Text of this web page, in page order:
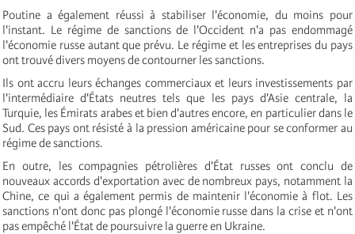
Poutine a également réussi à stabiliser l'économie, du moins pour
l'instant. Le régime de sanctions de l'Occident n'a pas endommagé
l'économie russe autant que prévu. Le régime et les entreprises du pays
ont trouvé divers moyens de contourner les sanctions.
Ils ont accru leurs échanges commerciaux et leurs investissements par
l'intermédiaire d'États neutres tels que les pays d'Asie centrale, la
Turquie, les Émirats arabes et bien d'autres encore, en particulier dans le
Sud. Ces pays ont résisté à la pression américaine pour se conformer au
régime de sanctions.
En outre, les compagnies pétrolières d'État russes ont conclu de
nouveaux accords d'exportation avec de nombreux pays, notamment la
Chine, ce qui a également permis de maintenir l'économie à flot. Les
sanctions n'ont donc pas plongé l'économie russe dans la crise et n'ont
pas empêché l'État de poursuivre la guerre en Ukraine.